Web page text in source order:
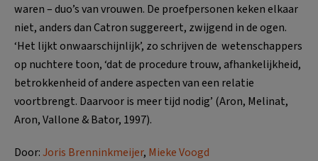
waren – duo’s van vrouwen. De proefpersonen keken elkaar
niet, anders dan Catron suggereert, zwijgend in de ogen.
‘Het lijkt onwaarschijnlijk’, zo schrijven de wetenschappers
op nuchtere toon, ‘dat de procedure trouw, afhankelijkheid,
betrokkenheid of andere aspecten van een relatie
voortbrengt. Daarvoor is meer tijd nodig’ (Aron, Melinat,
Aron, Vallone & Bator, 1997).
Door:Joris Brenninkmeijer, Mieke Voogd